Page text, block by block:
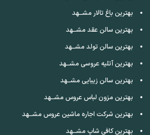
بهترین باغ تالار مشــهد
بهترین سالن عقد مشــهد
بهترین سالن تولد مشــهد
بهترین آتلیه عروسی مشــهد
بهترین سالن زیبایی مشــهد
بهترین مزون لباس عروس مشــهد
بهترین شرکت اجاره ماشین عروس مشــهد
بهترین کافی شاپ مشــهد